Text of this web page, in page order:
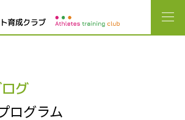
グ
ログラム